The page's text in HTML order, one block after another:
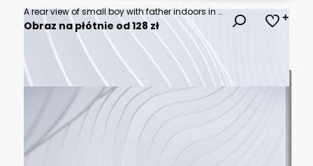
A rear view of small boy with father indoors in kitchen making pancakes.
Obraz na płótnie od 128 zł